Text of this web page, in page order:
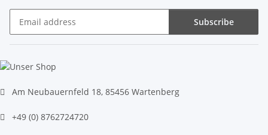
Subscribe
Am Neubauernfeld 18, 85456 Wartenberg
+49 (0) 8762724720